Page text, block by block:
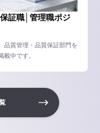
証職│管理職ポジ
品質管理・品質保証部門を
中です。